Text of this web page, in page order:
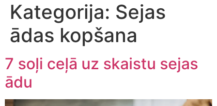
Kategorija: Sejas
ādas kopšana
7 soļi ceļā uz skaistu sejas
ādu